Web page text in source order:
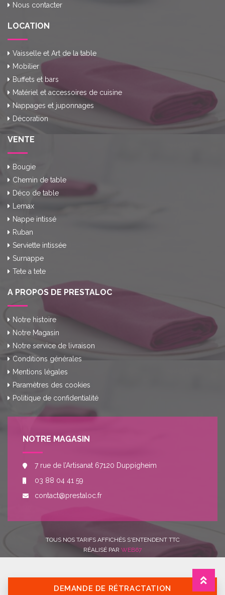
Nous contacter
LOCATION
Vaisselle et Art de la table
Mobilier
Buffets et bars
Matériel et accessoires de cuisine
Nappages et juponnages
Décoration
VENTE
Bougie
Chemin de table
Déco de table
Lemax
Nappe intissé
Ruban
Serviette intissée
Surnappe
Tete a tete
A PROPOS DE PRESTALOC
Notre histoire
Notre Magasin
Notre service de livraison
Conditions générales
Mentions légales
Paramètres des cookies
Politique de confidentialité
NOTRE MAGASIN
7 rue de l’Artisanat 67120 Duppigheim
03 88 04 41 59
contact@prestaloc.fr
TOUS NOS TARIFS AFFICHÉS S'ENTENDENT TTC
RÉALISÉ PAR WEB67
DEMANDE DE RÉTRACTATION